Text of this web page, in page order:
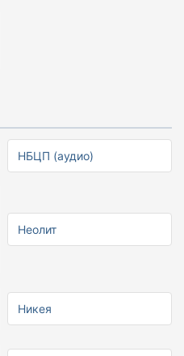
НБЦП (аудио)
Неолит
Никея